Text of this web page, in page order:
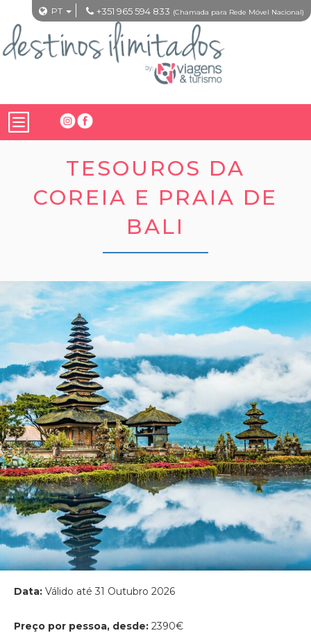
PT +351 965 594 833 (Chamada para Rede Móvel Nacional)
TESOUROS DA
COREIA E PRAIA DE
BALI
Data: Válido até 31 Outubro 2026
Preço por pessoa, desde: 2390€